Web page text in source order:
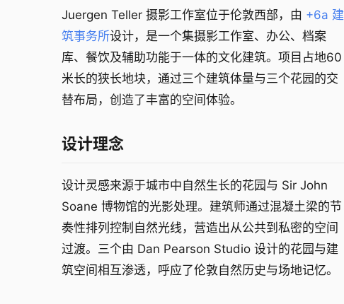
Juergen Teller 摄影工作室位于伦敦西部，由 +6a 建
筑事务所设计，是一个集摄影工作室、办公、档案
库、餐饮及辅助功能于一体的文化建筑。项目占地60
米长的狭长地块，通过三个建筑体量与三个花园的交
替布局，创造了丰富的空间体验。
设计理念
设计灵感来源于城市中自然生长的花园与 Sir John
Soane 博物馆的光影处理。建筑师通过混凝土梁的节
奏性排列控制自然光线，营造出从公共到私密的空间
过渡。三个由 Dan Pearson Studio 设计的花园与建
筑空间相互渗透，呼应了伦敦自然历史与场地记忆。